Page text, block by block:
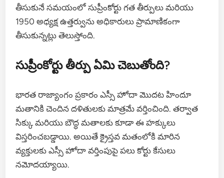
తీసుకునే సమయంలో సుప్రీంకోర్టు గత తీర్పులు మరియు
1950 అధ్యక్ష ఉత్తర్వును అధికారులు ప్రామాణికంగా
తీసుకున్నట్లు తెలుస్తోంది.
సుప్రీంకోర్టు తీర్పు ఏమి చెబుతోంది?
భారత రాజ్యాంగం ప్రకారం ఎస్సీ హోదా మొదట హిందూ
మతానికి చెందిన దళితులకు మాత్రమే వర్తించింది. తర్వాత
సిక్కు మరియు బౌద్ధ మతాలకు కూడా ఈ హక్కులు
విస్తరించబడ్డాయి. అయితే క్రైస్తవ మతంలోకి మారిన
వ్యక్తులకు ఎస్సీ హోదా వర్తింపుపై పలు కోర్టు కేసులు
నమోదయ్యాయి.